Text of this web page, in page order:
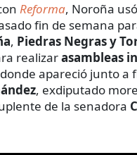
Reforma, Noroña
fin de semana
, Piedras Negrasy
realizarasambleas
apareció junto a
, exdiputado
de la senadora